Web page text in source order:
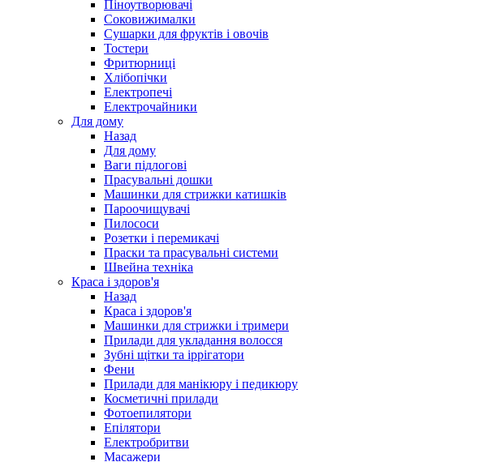
Піноутворювачі
Соковижималки
Сушарки для фруктів і овочів
Тостери
Фритюрниці
Хлібопічки
Електропечі
Електрочайники
Для дому
Назад
Для дому
Ваги підлогові
Прасувальні дошки
Машинки для стрижки катишків
Пароочищувачі
Пилососи
Розетки і перемикачі
Праски та прасувальні системи
Швейна техніка
Краса і здоров'я
Назад
Краса і здоров'я
Машинки для стрижки і тримери
Прилади для укладання волосся
Зубні щітки та іррігатори
Фени
Прилади для манікюру і педикюру
Косметичні прилади
Фотоепилятори
Епілятори
Електробритви
Масажери